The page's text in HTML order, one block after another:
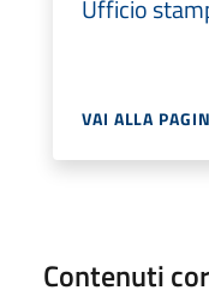
Ufficio
VAI ALLA
Contenuti